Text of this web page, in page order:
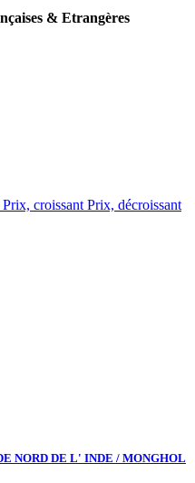
& Etrangères
Prix, croissant Prix, décroissant
NORD DE L' INDE / MONGHOL